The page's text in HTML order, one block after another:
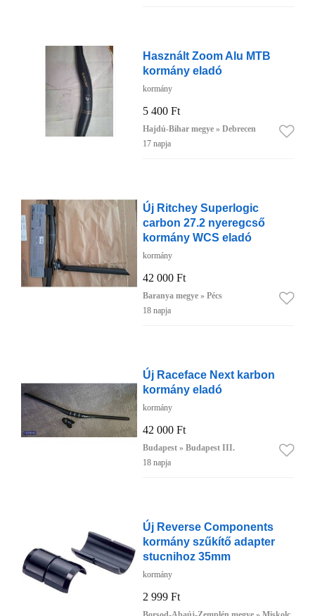
Használt Zoom Alu MTB
kormány eladó
kormány
5 400 Ft
Hajdú-Bihar megye » Debrecen
17 napja
Új Ritchey Superlogic
carbon 27.2 nyeregcső
kormány WCS eladó
kormány
42 000 Ft
Baranya megye » Pécs
18 napja
Új Raceface Next karbon
kormány eladó
kormány
42 000 Ft
Budapest » Budapest III.
18 napja
Új Reverse Components
kormány szűkítő adapter
stucnihoz 35mm
kormány
2 999 Ft